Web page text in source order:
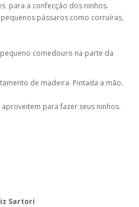
para a confecção dos ninhos.
pássaros como corruíras,
comedouro na parte da
de madeira. Pintada a mão.
para fazer seus ninhos.
Sartori